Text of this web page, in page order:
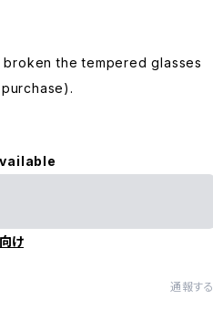
the tempered glasses
け
通報する